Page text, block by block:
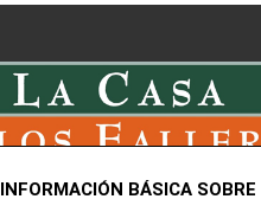
INFORMACIÓN BÁSICA SOBRE